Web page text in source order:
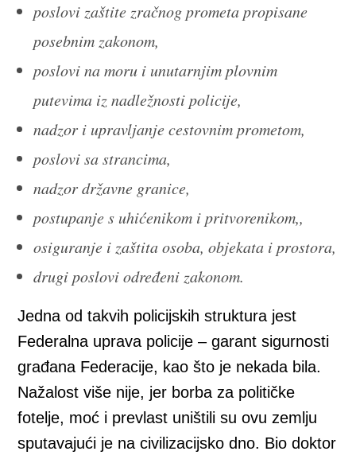
poslovi zaštite zračnog prometa propisane
posebnim zakonom,
poslovi na moru i unutarnjim plovnim
putevima iz nadležnosti policije,
nadzor i upravljanje cestovnim prometom,
poslovi sa strancima,
nadzor državne granice,
postupanje s uhićenikom i pritvorenikom,,
osiguranje i zaštita osoba, objekata i prostora,
drugi poslovi određeni zakonom.
Jedna od takvih policijskih struktura jest
Federalna uprava policije – garant sigurnosti
građana Federacije, kao što je nekada bila.
Nažalost više nije, jer borba za političke
fotelje, moć i prevlast uništili su ovu zemlju
sputavajući je na civilizacijsko dno. Bio doktor